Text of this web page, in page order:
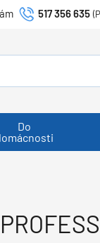
517 356 635
Do